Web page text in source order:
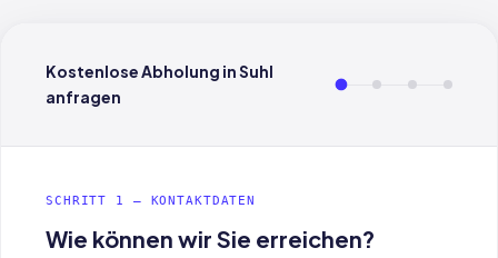
Kostenlose Abholung in Suhl
anfragen
SCHRITT 1 — KONTAKTDATEN
Wie können wir Sie erreichen?